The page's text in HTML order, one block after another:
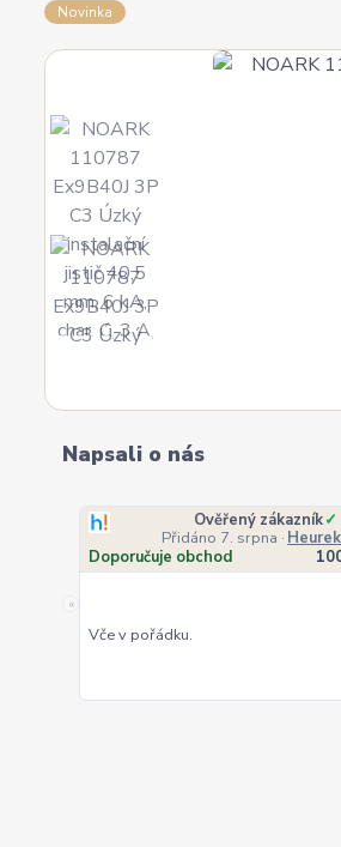
Novinka
Napsali o nás
«
Ověřený zákazník✓
Přidáno 7. srpna ·
Doporučuje obchod
Vče v pořádku.